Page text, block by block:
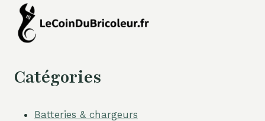
Catégories
Batteries & chargeurs